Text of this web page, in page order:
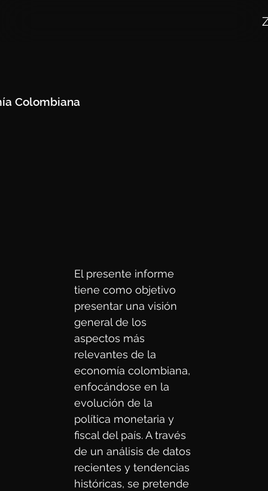
Colombiana
El presente informe
tiene como objetivo
presentar una visión
general de los
aspectos más
relevantes de la
economía colombiana,
enfocándose en la
evolución de la
política monetaria y
fiscal del país. A través
de un análisis de datos
recientes y tendencias
históricas, se pretende